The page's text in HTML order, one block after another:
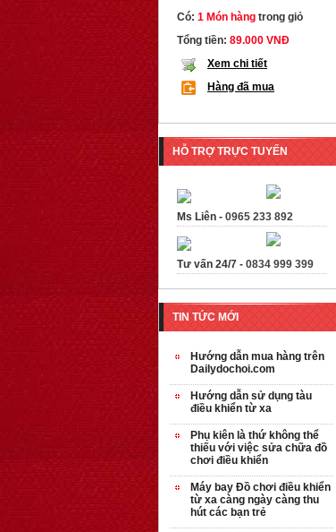
Có: 1 Món hàng trong giỏ
Tổng tiền: 89.000 VNĐ
Xem chi tiết
Hàng đã mua
HỖ TRỢ TRỰC TUYẾN
Ms Liên - 0965 233 892
Tư vấn 24/7 - 0834 999 399
TIN TỨC MỚI
Hướng dẫn mua hàng trên
Dailydochoi.com
Hướng dẫn sử dụng tàu
điều khiển từ xa
Phụ kiên là thứ không thể
thiếu với việc sửa chữa đồ
chơi điều khiển
Máy bay Đồ chơi điều khiển
từ xa càng ngày càng thu
hút các bạn trẻ